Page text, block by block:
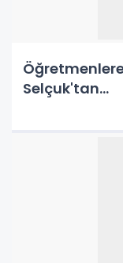
Selçuk'tan...